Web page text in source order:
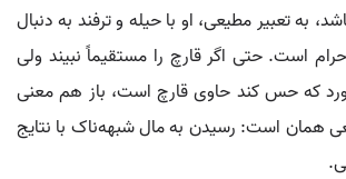
به تعبیر مطیعی، او با حیله و ترفند به دنبال
است. حتی اگر قارچ را مستقیماً نبیند ولی
که حس کند حاوی قارچ است، باز هم معنی
همان است: رسیدن به مال شبهه‌ناک با نتایج